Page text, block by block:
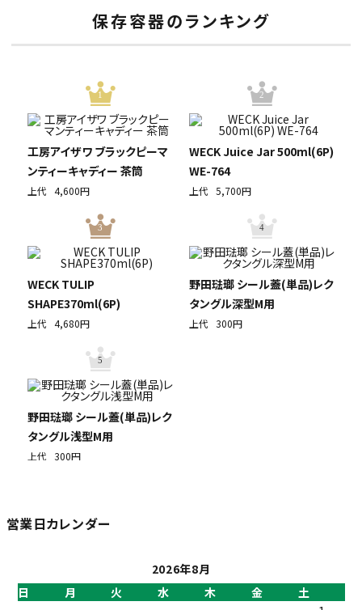
保存容器のランキング
1
工房アイザワ ブラックピーマ
ンティーキャディー 茶筒
上代 4,600円
2
WECK Juice Jar 500ml(6P)
WE-764
上代 5,700円
3
WECK TULIP
SHAPE370ml(6P)
上代 4,680円
4
野田琺瑯 シール蓋(単品)レク
タングル深型M用
上代 300円
5
野田琺瑯 シール蓋(単品)レク
タングル浅型M用
上代 300円
営業日カレンダー
2026年8月
日
月 火 水 木 金
土